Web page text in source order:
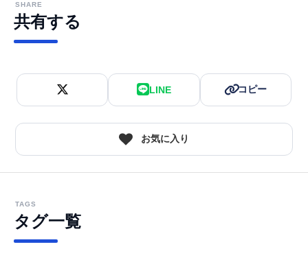
SHARE
共有する
LINE コピー
お気に入り
TAGS
タグ一覧